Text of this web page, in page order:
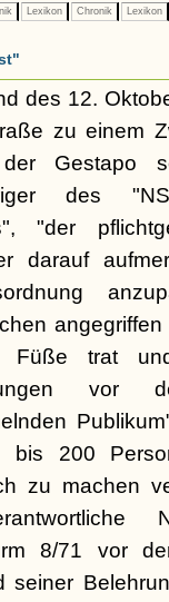
Lexikon Chronik Lexikon
des 12.
zu einem
der Gestapo
des
"der
darauf
trat und
vor
bis 200
zu machen
8/71 vor
seiner